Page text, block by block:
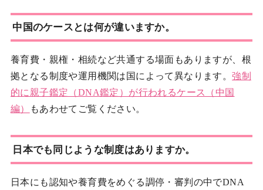
中国のケースとは何が違いますか。
養育費・親権・相続など共通する場面もありますが、根
拠となる制度や運用機関は国によって異なります。強制
的に親子鑑定（DNA鑑定）が行われるケース（中国
編）
もあわせてご覧ください。
日本でも同じような制度はありますか。
日本にも認知や養育費をめぐる調停・審判の中でDNA